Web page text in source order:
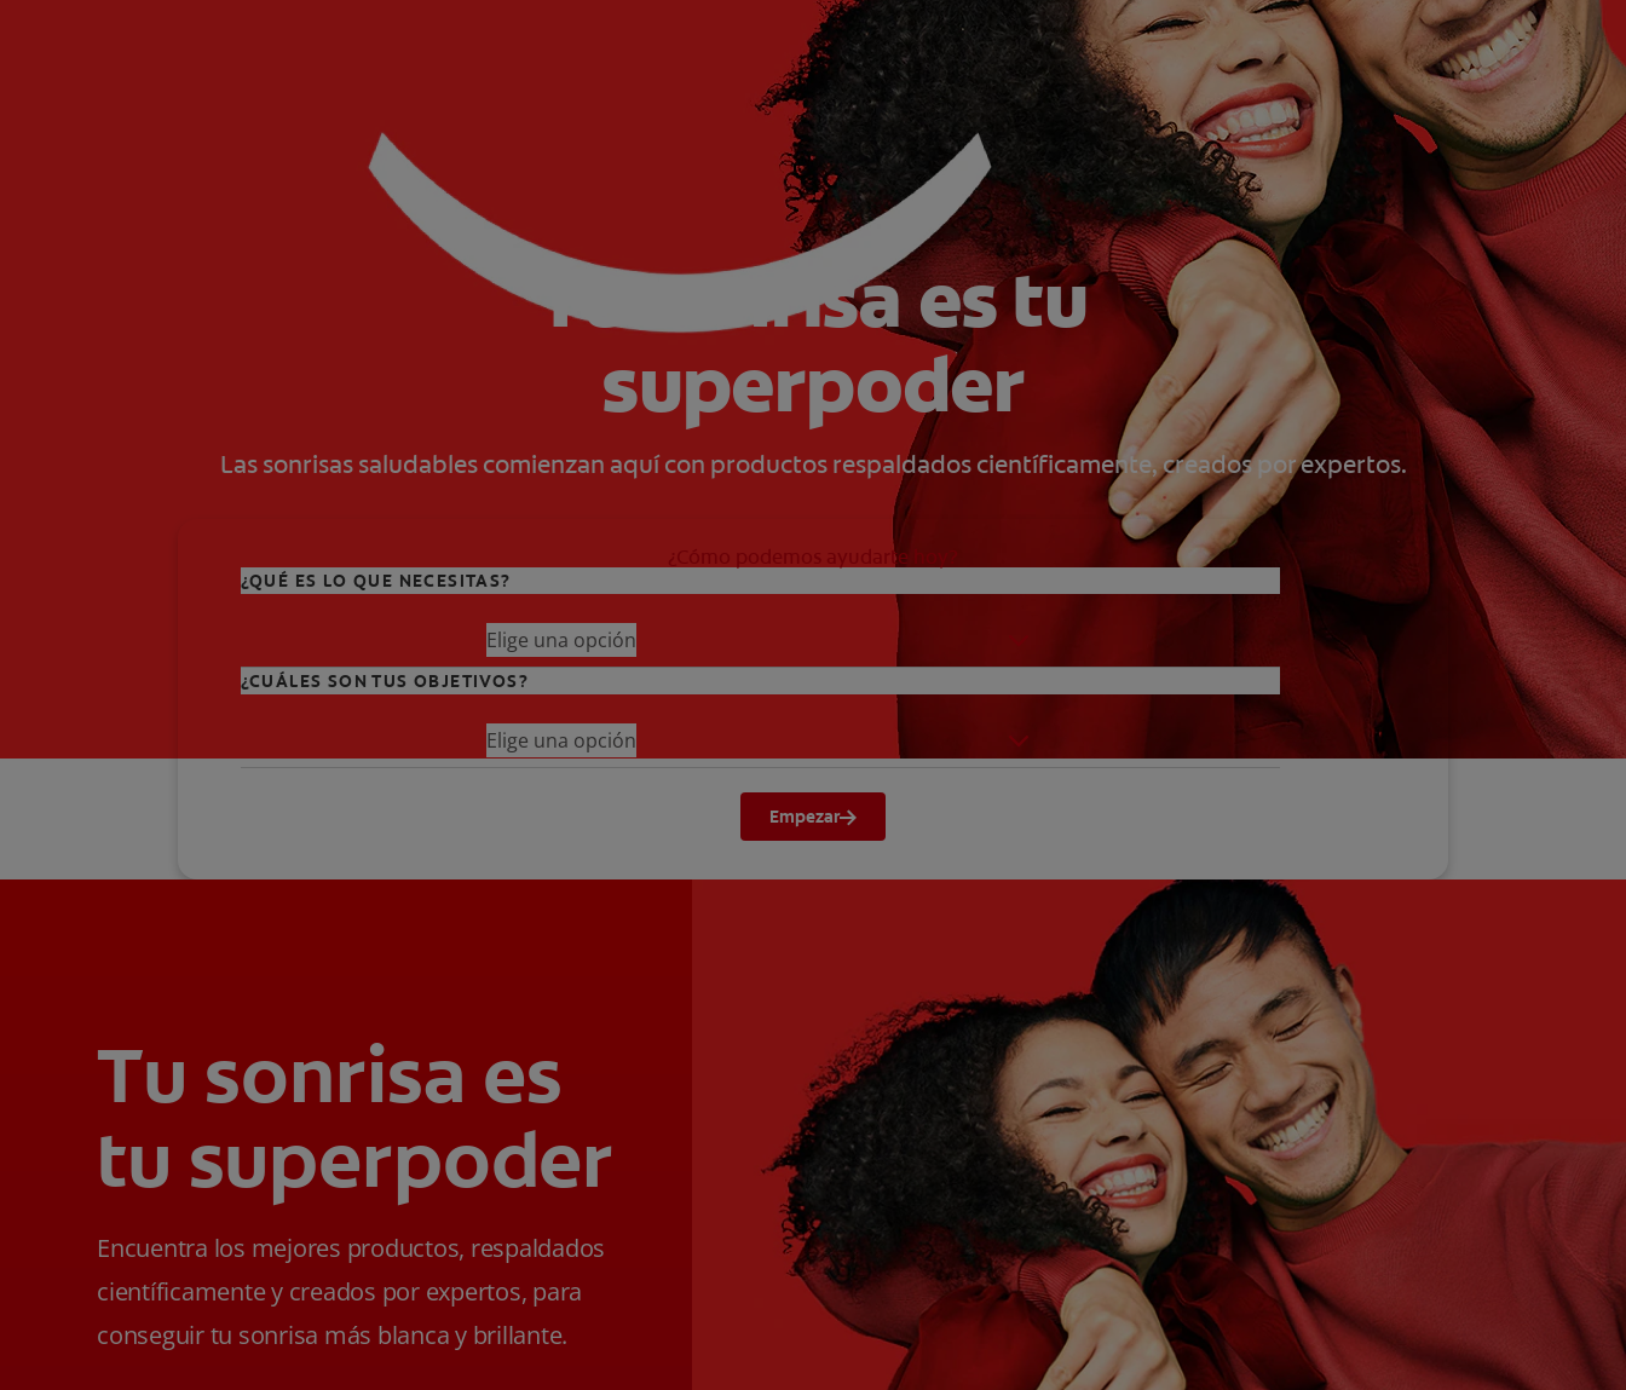
Tu sonrisa es tu
superpoder
Las sonrisas saludables comienzan aquí con productos respaldados científicamente, creados por expertos.
¿Cómo podemos ayudarte hoy?
¿QUÉ ES LO QUE NECESITAS?
Elige una opción
¿CUÁLES SON TUS OBJETIVOS?
Elige una opción
Empezar
Tu sonrisa es
tu superpoder
Encuentra los mejores productos, respaldados
científicamente y creados por expertos, para
conseguir tu sonrisa más blanca y brillante.